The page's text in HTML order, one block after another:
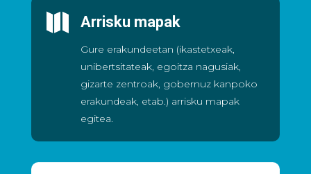
 Arrisku mapak
Gure erakundeetan (ikastetxeak,
unibertsitateak, egoitza nagusiak,
gizarte zentroak, gobernuz kanpoko
erakundeak, etab.) arrisku mapak
egitea.